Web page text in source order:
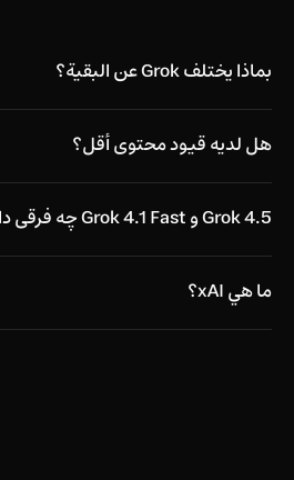
بماذا يختلف Grok عن البقية؟
هل لديه قيود محتوى أقل؟
Grok 4.5 و Grok 4.1 Fast چه فرقی دارند؟
ما هي xAI؟